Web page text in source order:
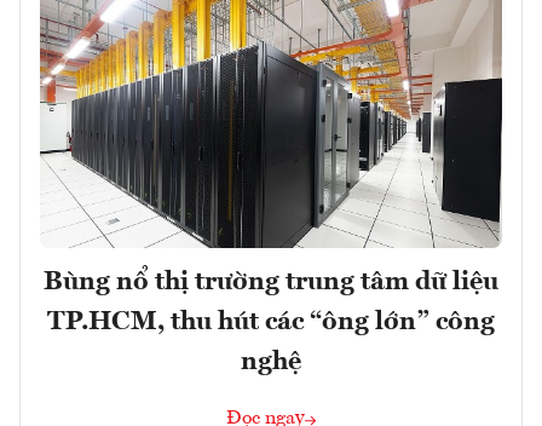
Bùng nổ thị trường trung tâm dữ liệu
TP.HCM, thu hút các “ông lớn” công
nghệ
Đọc ngay